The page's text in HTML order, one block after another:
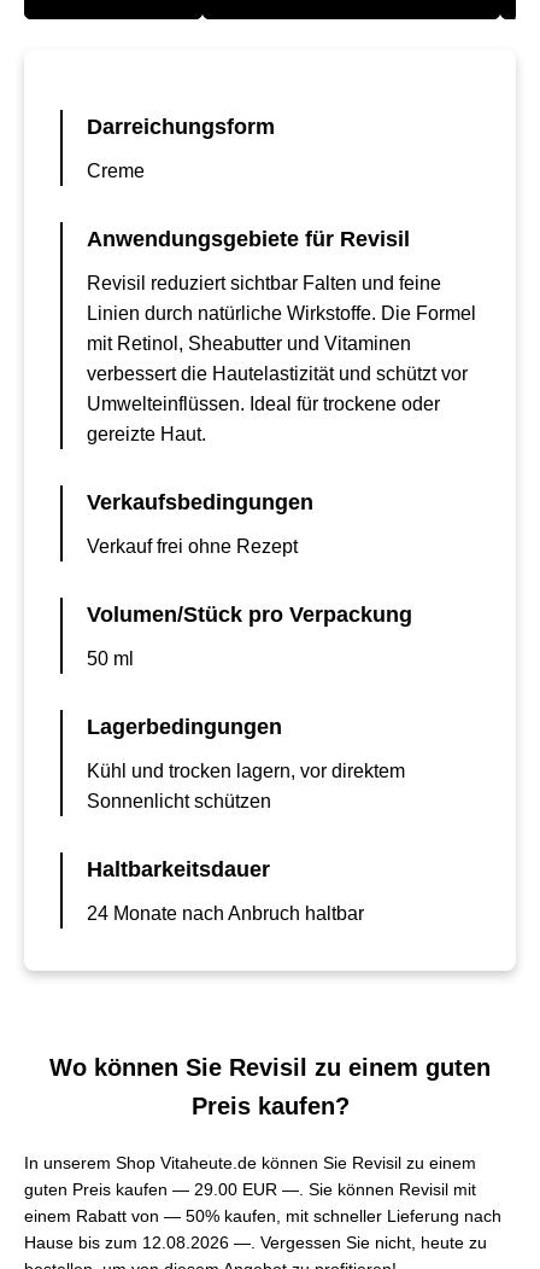
Darreichungsform
Creme
Anwendungsgebiete für Revisil
Revisil reduziert sichtbar Falten und feine
Linien durch natürliche Wirkstoffe. Die Formel
mit Retinol, Sheabutter und Vitaminen
verbessert die Hautelastizität und schützt vor
Umwelteinflüssen. Ideal für trockene oder
gereizte Haut.
Verkaufsbedingungen
Verkauf frei ohne Rezept
Volumen/Stück pro Verpackung
50 ml
Lagerbedingungen
Kühl und trocken lagern, vor direktem
Sonnenlicht schützen
Haltbarkeitsdauer
24 Monate nach Anbruch haltbar
Wo können Sie Revisil zu einem guten
Preis kaufen?
In unserem Shop Vitaheute.de können Sie Revisil zu einem
guten Preis kaufen — 29.00 EUR — . Sie können Revisil mit
einem Rabatt von — 50% kaufen, mit schneller Lieferung nach
Hause bis zum 12.08.2026 —. Vergessen Sie nicht, heute zu